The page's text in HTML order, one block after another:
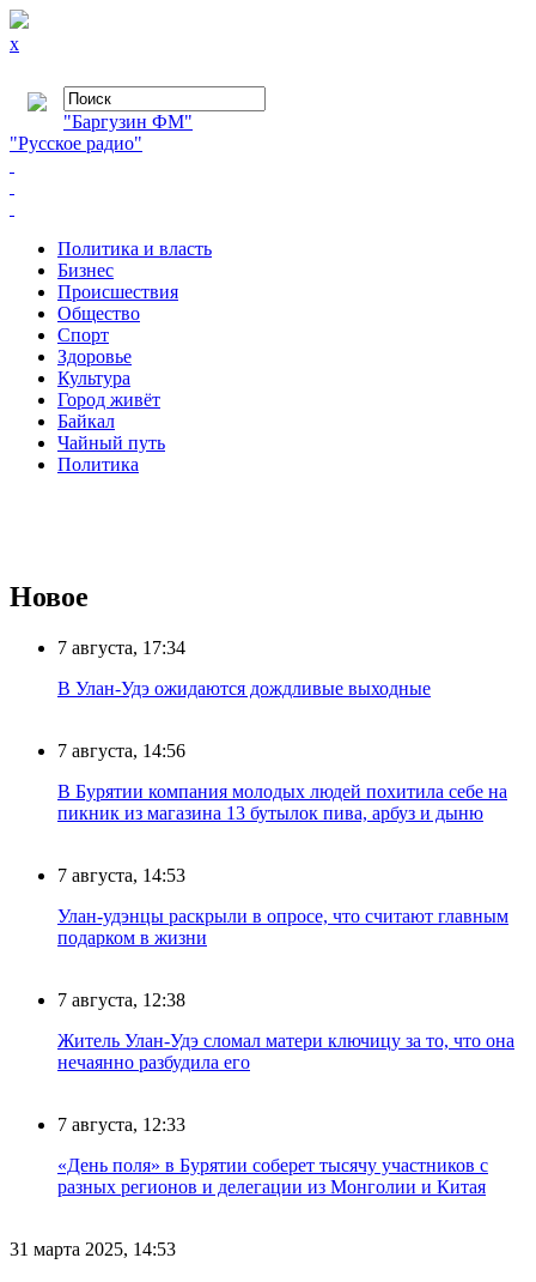
x
"Баргузин ФМ"
"Русское радио"
Политика и власть
Бизнес
Происшествия
Общество
Cпорт
Здоровье
Культура
Город живёт
Байкал
Чайный путь
Политика
Новое
7 августа, 17:34
В Улан-Удэ ожидаются дождливые выходные
7 августа, 14:56
В Бурятии компания молодых людей похитила себе на
пикник из магазина 13 бутылок пива, арбуз и дыню
7 августа, 14:53
Улан-удэнцы раскрыли в опросе, что считают главным
подарком в жизни
7 августа, 12:38
Житель Улан-Удэ сломал матери ключицу за то, что она
нечаянно разбудила его
7 августа, 12:33
«День поля» в Бурятии соберет тысячу участников с
разных регионов и делегации из Монголии и Китая
31 марта 2025, 14:53